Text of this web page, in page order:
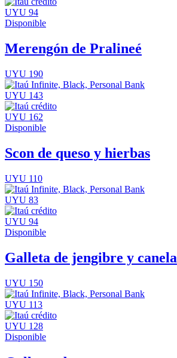
UYU 94
Disponible
Merengón de Pralineé
UYU 190
UYU 143
UYU 162
Disponible
Scon de queso y hierbas
UYU 110
UYU 83
UYU 94
Disponible
Galleta de jengibre y canela
UYU 150
UYU 113
UYU 128
Disponible